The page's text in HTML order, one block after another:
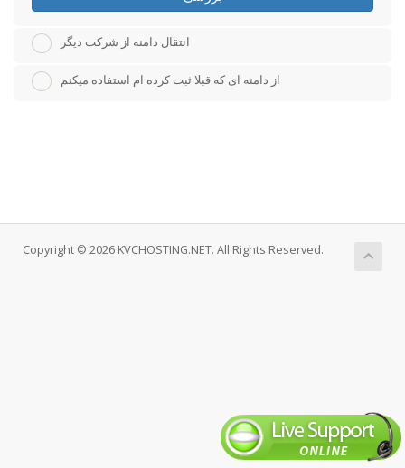
انتقال دامنه از شرکت دیگر
از دامنه ای که قبلا ثبت کرده ام استفاده میکنم
Copyright © 2026 KVCHOSTING.NET. All Rights Reserved.